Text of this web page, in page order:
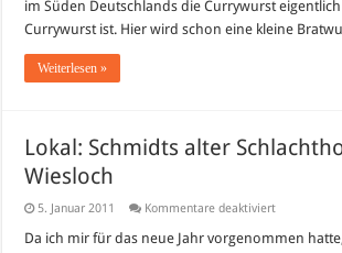
im Süden Deutschlands die Currywurst
Currywurst ist. Hier wird schon eine kleine
Weiterlesen »
Lokal: Schmidts alter
Wiesloch
5. Januar 2011 Kommentare deaktiviertfür
Schmidts
Da ich mir für das neue Jahr vorgenommen